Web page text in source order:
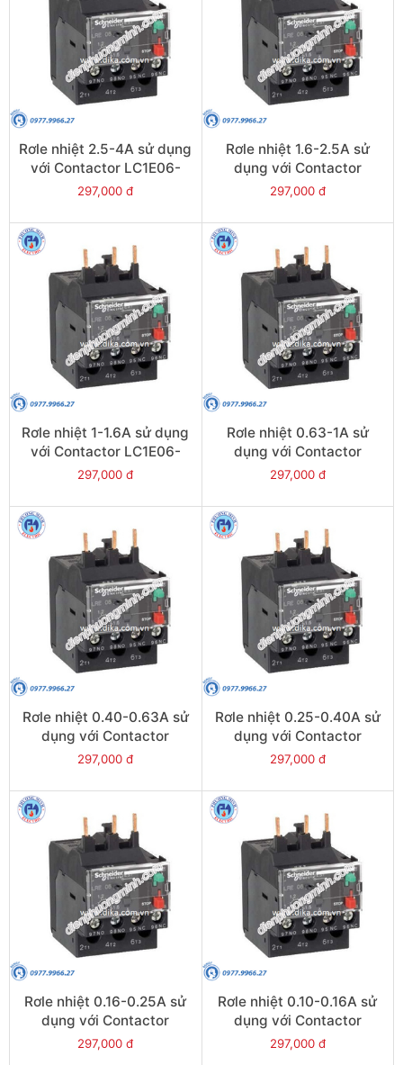
Rơle nhiệt 2.5-4A sử dụng
với Contactor LC1E06-
E38 - Model LRE08
297,000 đ
Rơle nhiệt 1.6-2.5A sử
dụng với Contactor
LC1E06-E38 - Model
297,000 đ
Rơle nhiệt 1-1.6A sử dụng
với Contactor LC1E06-
E38 - Model LRE06
297,000 đ
Rơle nhiệt 0.63-1A sử
dụng với Contactor
LC1E06-E38 - Model
297,000 đ
Rơle nhiệt 0.40-0.63A sử
dụng với Contactor
LC1E06-E38 - Model
297,000 đ
Rơle nhiệt 0.25-0.40A sử
dụng với Contactor
LC1E06-E38 - Model
297,000 đ
Rơle nhiệt 0.16-0.25A sử
dụng với Contactor
LC1E06-E38 - Model
297,000 đ
Rơle nhiệt 0.10-0.16A sử
dụng với Contactor
LC1E06-E38 - Model
297,000 đ